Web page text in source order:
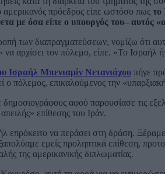
αμερικανός πρόεδρος είπε ωστόσο πως το
με όσα είπε ο υπουργός του– αυτός
των διαπραγματεύσεων, νομίζω ότι
αρχίσει τον πόλεμο, είπε. «Το Ισραήλ
Ισραήλ Μπενιαμίν Νετανιάχου πήγε
ο πόλεμος, επικαλούμενος την
αφού παρουσίασε τις
επίθεσης του Ιράν.
επρόκειτο να περάσει στη δράση.
εμείς προληπτικά επίθεση,
της αμερικανικής διπλωματίας.